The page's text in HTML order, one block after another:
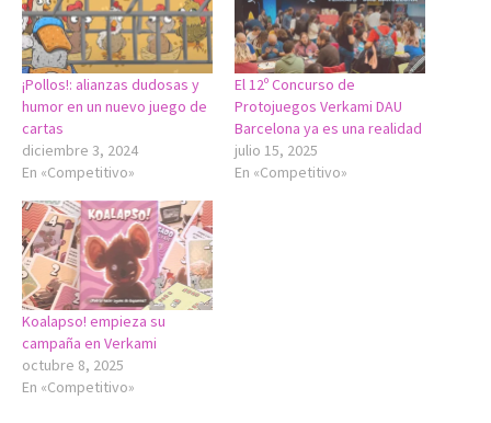
¡Pollos!: alianzas dudosas y
humor en un nuevo juego de
cartas
diciembre 3, 2024
En «Competitivo»
El 12º Concurso de
Protojuegos Verkami DAU
Barcelona ya es una realidad
julio 15, 2025
En «Competitivo»
Koalapso! empieza su
campaña en Verkami
octubre 8, 2025
En «Competitivo»